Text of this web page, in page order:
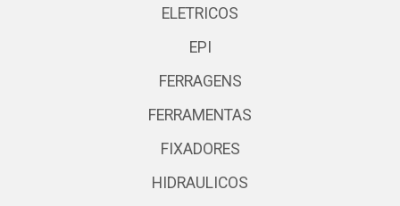
ELETRICOS
EPI
FERRAGENS
FERRAMENTAS
FIXADORES
HIDRAULICOS